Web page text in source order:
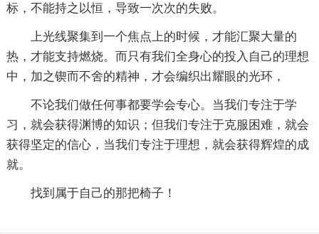
标，不能持之以恒，导致一次次的失败。
上光线聚集到一个焦点上的时候，才能汇聚大量的
热，才能支持燃烧。而只有我们全身心的投入自己的理想
中，加之锲而不舍的精神，才会编织出耀眼的光环，
不论我们做任何事都要学会专心。当我们专注于学
习，就会获得渊博的知识；但我们专注于克服困难，就会
获得坚定的信心，当我们专注于理想，就会获得辉煌的成
就。
找到属于自己的那把椅子！